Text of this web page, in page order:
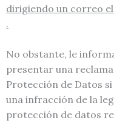
dirigiendo un correo
.
No obstante, le
presentar una
Protección de Datos
una infracción de la
protección de datos